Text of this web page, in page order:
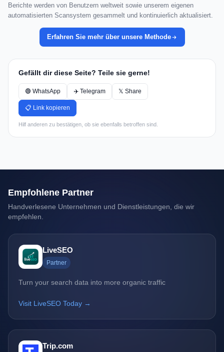
Berichte werden von Benutzern weltweit sowie unserem eigenen
automatisierten Scansystem gesammelt und kontinuierlich aktualisiert.
Erfahren Sie mehr über unsere Methode
Gefällt dir diese Seite? Teile sie gerne!
🟢 WhatsApp ✈️ Telegram 𝕏 Share
📋 Link kopieren
Hilf anderen zu bestätigen, ob sie ebenfalls betroffen sind.
Empfohlene Partner
Handverlesene Unternehmen und Dienstleistungen, die wir
empfehlen.
LiveSEO
Partner
Turn your search data into more organic traffic
Visit LiveSEO Today →
Trip.com